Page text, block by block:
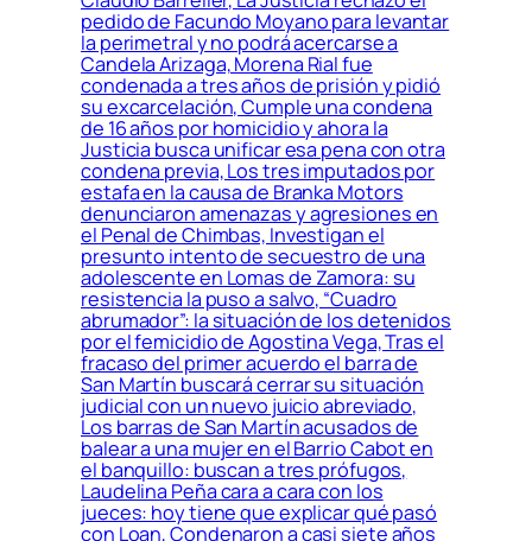
pedido de Facundo Moyano para levantar
la perimetral y no podrá acercarse a
Candela Arizaga, Morena Rial fue
condenada a tres años de prisión y pidió
su excarcelación, Cumple una condena
de 16 años por homicidio y ahora la
Justicia busca unificar esa pena con otra
condena previa, Los tres imputados por
estafa en la causa de Branka Motors
denunciaron amenazas y agresiones en
el Penal de Chimbas, Investigan el
presunto intento de secuestro de una
adolescente en Lomas de Zamora: su
resistencia la puso a salvo, “Cuadro
abrumador”: la situación de los detenidos
por el femicidio de Agostina Vega, Tras el
fracaso del primer acuerdo el barra de
San Martín buscará cerrar su situación
judicial con un nuevo juicio abreviado,
Los barras de San Martín acusados de
balear a una mujer en el Barrio Cabot en
el banquillo: buscan a tres prófugos,
Laudelina Peña cara a cara con los
jueces: hoy tiene que explicar qué pasó
con Loan, Condenaron a casi siete años